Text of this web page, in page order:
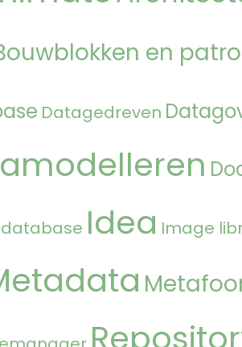
en
Datagedreven
Idea Image